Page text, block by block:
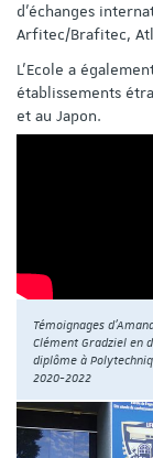
d’échanges
Arfitec/Brafitec,
L'Ecole a
établissements
et au Japon.
Témoignages
Clément Gradziel en
diplôme à
2020-2022